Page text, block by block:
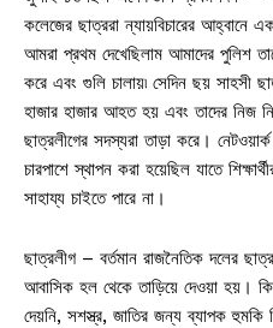
কলেজের ছাত্ররা ন্যায়বিচারের
আমরা প্রথম দেখেছিলাম আমাদের পুলিশ
করে এবং গুলি চালায়৷ সেদিন ছয়
হাজার হাজার আহত হয় এবং তাদের নিজ
ছাত্রলীগের সদস্যরা তাড়া করে।
চারপাশে স্থাপন করা হয়েছিল যাতে
সাহায্য চাইতে পারে না।
ছাত্রলীগ – বর্তমান রাজনৈতিক দলের
আবাসিক হল থেকে তাড়িয়ে দেওয়া হয়।
দেয়নি, সশস্ত্র, জাতির জন্য ব্যাপক